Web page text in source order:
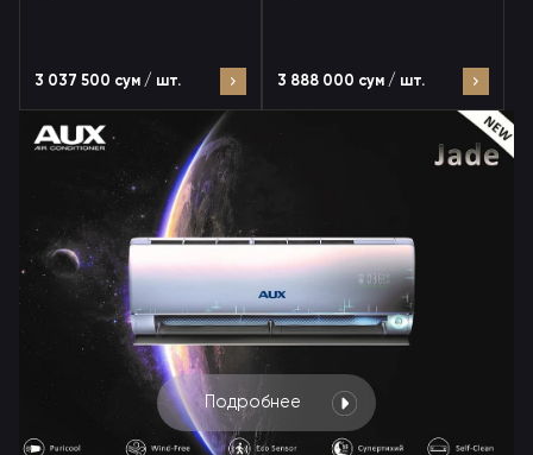
3 037 500 сум / шт. 3 888 000 сум / шт.
Подробнее